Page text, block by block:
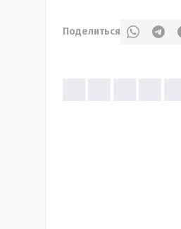
Поделиться